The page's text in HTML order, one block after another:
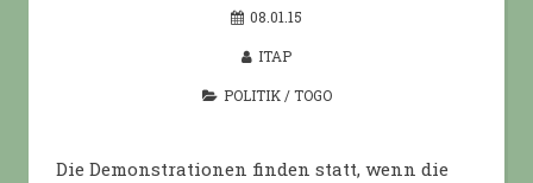
08.01.15
ITAP
POLITIK/TOGO
Die Demonstrationen finden statt, wenn die